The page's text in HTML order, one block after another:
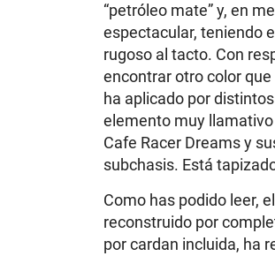
“petróleo mate” y, en
espectacular, teniendo
rugoso al tacto. Con
encontrar otro color
ha aplicado por
elemento muy
Cafe Racer Dreams y
subchasis. Está
Como has podido leer,
reconstruido por
por cardan incluida, ha